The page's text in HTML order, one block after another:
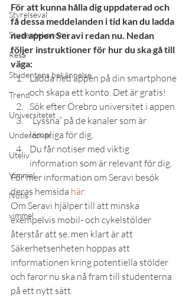
Styrelseval
Studentekonomi
Resa
Studentens bekännelse
Trend
Universitetet
Undercover
Uteliv
Vimmel
Notis
vimmel
För att kunna hålla dig uppdaterad och
få dessa meddelanden i tid kan du ladda
ned appen Seravi redan nu. Nedan
följer instruktioner för hur du ska gå till
väga:
Ladda ned appen på din smartphone
och skapa ett konto. Det är gratis!
Sök efter Örebro universitet i appen.
”Lyssna” på de kanaler som är
lämpliga för dig.
Du får notiser med viktig
information som är relevant för dig.
För mer information om Seravi besök
deras hemsida här.
Om Seravi hjälper till att minska
exempelvis mobil- och cykelstölder
återstår att se, men klart är att
Säkerhetsenheten hoppas att
informationen kring potentiella stölder
och faror nu ska nå fram till studenterna
på ett nytt sätt.